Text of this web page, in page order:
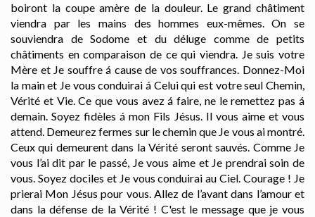
boiront la coupe amère de la douleur. Le grand châtiment
viendra par les mains des hommes eux-mêmes. On se
souviendra de Sodome et du déluge comme de petits
châtiments en comparaison de ce qui viendra. Je suis votre
Mère et Je souffre á cause de vos souffrances. Donnez-Moi
la main et Je vous conduirai á Celui qui est votre seul Chemin,
Vérité et Vie. Ce que vous avez á faire, ne le remettez pas á
demain. Soyez fidèles á mon Fils Jésus. Il vous aime et vous
attend. Demeurez fermes sur le chemin que Je vous ai montré.
Ceux qui demeurent dans la Vérité seront sauvés. Comme Je
vous l’ai dit par le passé, Je vous aime et Je prendrai soin de
vous. Soyez dociles et Je vous conduirai au Ciel. Courage ! Je
prierai Mon Jésus pour vous. Allez de l’avant dans l’amour et
dans la défense de la Vérité ! C'est le message que je vous